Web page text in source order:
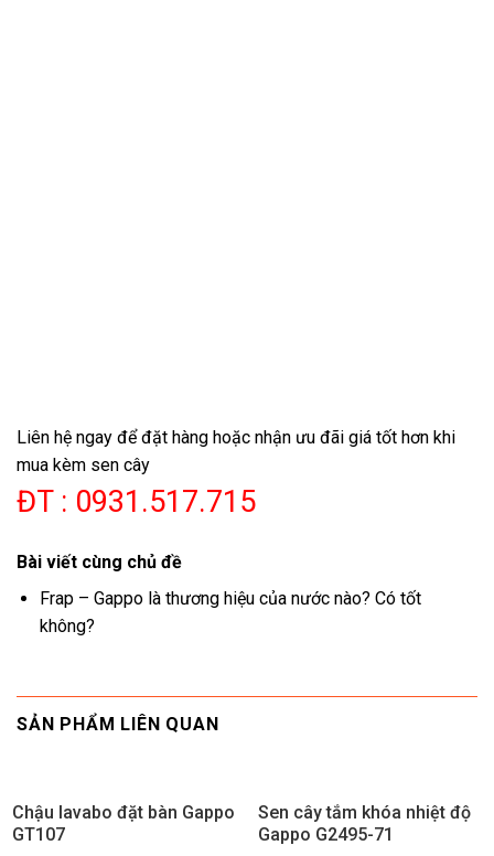
Liên hệ ngay để đặt hàng hoặc nhận ưu đãi giá tốt hơn khi
mua kèm sen cây
ĐT : 0931.517.715
Bài viết cùng chủ đề
Frap – Gappo là thương hiệu của nước nào? Có tốt
không?
SẢN PHẨM LIÊN QUAN
Chậu lavabo đặt bàn Gappo
GT107
Sen cây tắm khóa nhiệt độ
Gappo G2495-71